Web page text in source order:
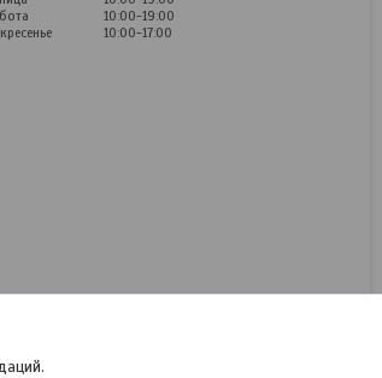
10:00-19:00
10:00-17:00